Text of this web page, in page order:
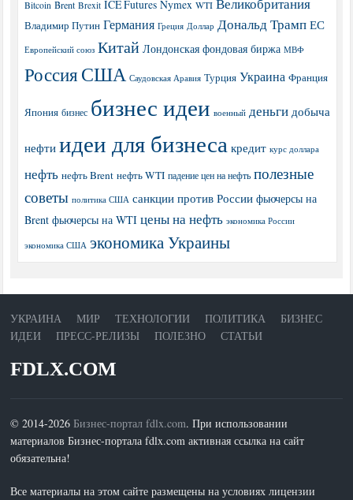
Bitcoin Brent Brexit ICE Futures Nymex WTI
Владимир Путин Германия Греция Доллар Дональд Трамп ЕС
Европейский союз Китай Лондонская фондовая биржа МВФ
РоссияСША Саудовская Аравия Турция Украина Франция
Япония бизнес бизнес идеи военный деньги добыча
нефти идеи для бизнеса кредит курс доллара
нефть нефть Brent нефть WTI падение цен на нефть полезные
советы политика США санкции против России фьючерсы на
Brent фьючерсы на WTI цены на нефть экономика России
экономика США экономика Украины
УКРАИНА МИР ТЕХНОЛОГИИ ПОЛИТИКА
БИЗНЕС
ИДЕИ
ПРЕСС-РЕЛИЗЫ ПОЛЕЗНО СТАТЬИ
FDLX.COM
© 2014-2026Бизнес-портал fdlx.com. При использовании
материалов Бизнес-портала fdlx.com активная ссылка на сайт
обязательна!
Все материалы на этом сайте размещены на условиях лицензии